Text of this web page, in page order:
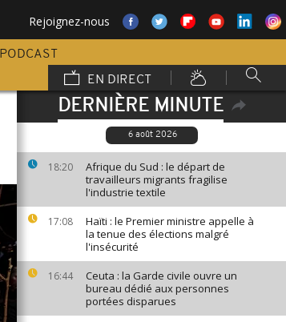
Rejoignez-nous
PODCAST
EN DIRECT
DERNIÈRE MINUTE
6 août 2026
18:20
Afrique du Sud : le départ de
travailleurs migrants fragilise
l'industrie textile
17:08
Haïti : le Premier ministre appelle à
la tenue des élections malgré
l'insécurité
16:44
Ceuta : la Garde civile ouvre un
bureau dédié aux personnes
portées disparues